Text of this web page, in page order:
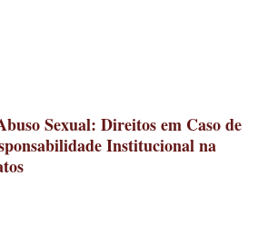
Sexual: Direitos em Caso de
Institucional na